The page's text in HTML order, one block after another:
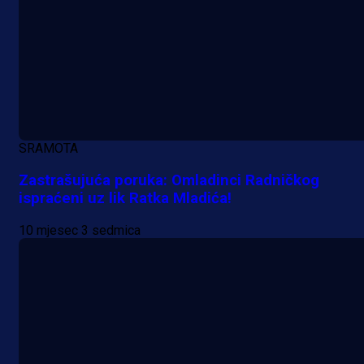
SRAMOTA
Zastrašujuća poruka: Omladinci Radničkog
ispraćeni uz lik Ratka Mladića!
10 mjesec 3 sedmica